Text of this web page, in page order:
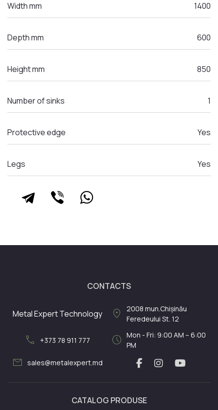
Width mm 1400
Depth mm 600
Height mm 850
Number of sinks 1
Protective edge Yes
Legs Yes
CONTACTS
Metal Expert Technology location_on 2008 mun.Chișinău
Feredeului St. 12
call +373 78 911 777 schedule Mon - Fri: 9:00 AM – 6:00
PM
mail sales@metalexpert.md
CATALOG PRODUSE